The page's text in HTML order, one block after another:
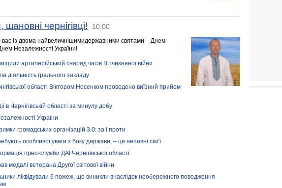
чернігівці! 10:00
вас із двома найвеличнішимидержавними святами – Днем
Незалежності України!
артилерійський снаряд часів Вітчизняної війни
діяльність грального закладу
області Віктором Носенком проведено виїзний прийом
в Чернігівській області за минулу добу
України
громадських організацій 3.0: за і проти
особливої уваги з боку держави, – це неповні сім’ї
прес-служби ДАІ Чернігівської області
медалі ветерана Другої світової війни
ліквідували 6 пожеж, що виникли внаслідок необережного поводження